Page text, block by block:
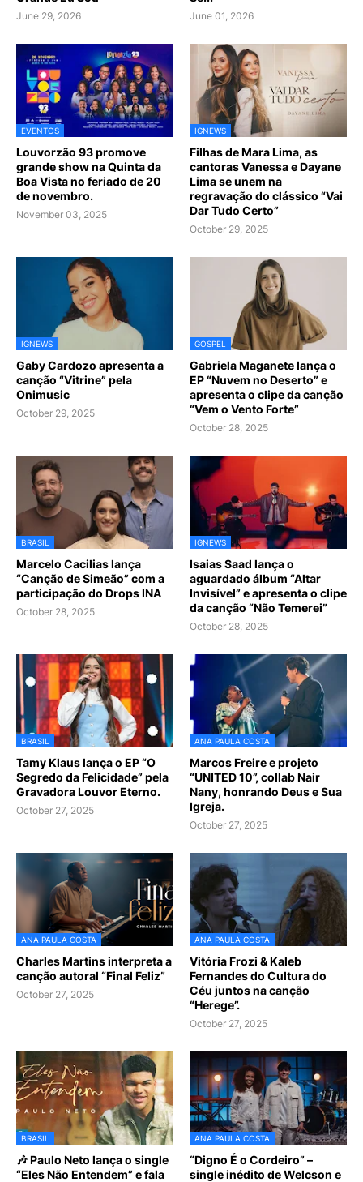
June 29, 2026 June 01, 2026
EVENTOS
Louvorzão 93 promove
grande show na Quinta da
Boa Vista no feriado de 20
de novembro.
November 03, 2025
IGNEWS
Filhas de Mara Lima, as
cantoras Vanessa e Dayane
Lima se unem na
regravação do clássico “Vai
Dar Tudo Certo”
October 29, 2025
IGNEWS
Gaby Cardozo apresenta a
canção “Vitrine” pela
Onimusic
October 29, 2025
GOSPEL
Gabriela Maganete lança o
EP “Nuvem no Deserto” e
apresenta o clipe da canção
“Vem o Vento Forte”
October 28, 2025
BRASIL
Marcelo Cacilias lança
“Canção de Simeão” com a
participação do Drops INA
October 28, 2025
IGNEWS
Isaias Saad lança o
aguardado álbum “Altar
Invisível” e apresenta o clipe
da canção “Não Temerei”
October 28, 2025
BRASIL
Tamy Klaus lança o EP “O
Segredo da Felicidade” pela
Gravadora Louvor Eterno.
October 27, 2025
ANA PAULA COSTA
Marcos Freire e projeto
“UNITED 10”, collab Nair
Nany, honrando Deus e Sua
Igreja.
October 27, 2025
ANA PAULA COSTA
Charles Martins interpreta a
canção autoral “Final Feliz”
October 27, 2025
ANA PAULA COSTA
Vitória Frozi & Kaleb
Fernandes do Cultura do
Céu juntos na canção
“Herege”.
October 27, 2025
BRASIL
🎶 Paulo Neto lança o single
“Eles Não Entendem” e fala
ANA PAULA COSTA
“Digno É o Cordeiro” –
single inédito de Welcson e